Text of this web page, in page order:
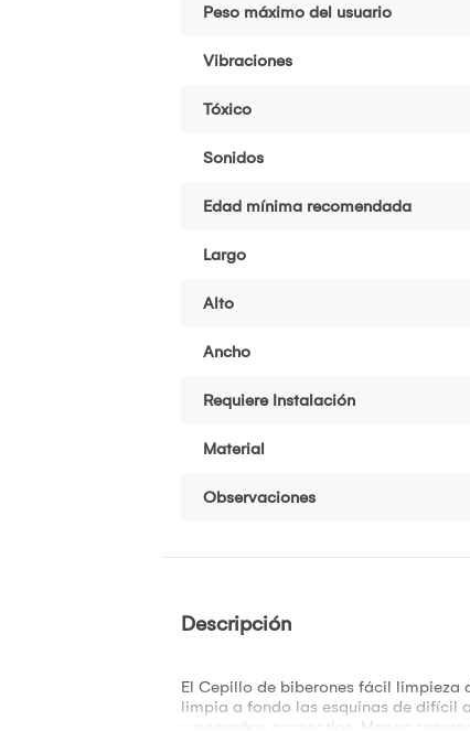
Peso máximo del usuario
Vibraciones
Tóxico
Sonidos
Edad mínima recomendada
Largo
Alto
Ancho
Requiere Instalación
Material
Observaciones
Descripción
El Cepillo de biberones fácil limpieza
limpia a fondo las esquinas de difícil
y pequeños accesorios. Mango